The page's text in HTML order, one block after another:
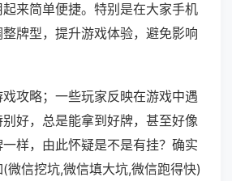
来简单便捷。特别是在大家手机
牌型，提升游戏体验，避免影响
攻略；一些玩家反映在游戏中遇
好，总是能拿到好牌，甚至好像
样，由此怀疑是不是有挂？确实
微信挖坑,微信填大坑,微信跑得快)